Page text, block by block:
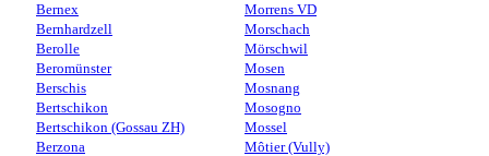
Bernex
Bernhardzell
Berolle
Beromünster
Berschis
Bertschikon
Bertschikon (Gossau ZH)
Berzona
Morrens VD
Morschach
Mörschwil
Mosen
Mosnang
Mosogno
Mossel
Môtier (Vully)